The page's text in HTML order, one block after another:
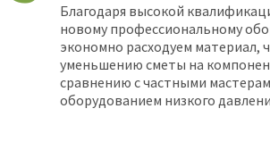
Благодаря высокой
новому профессиональному
экономно расходуем материал,
уменьшению сметы на
сравнению с частными
оборудованием низкого